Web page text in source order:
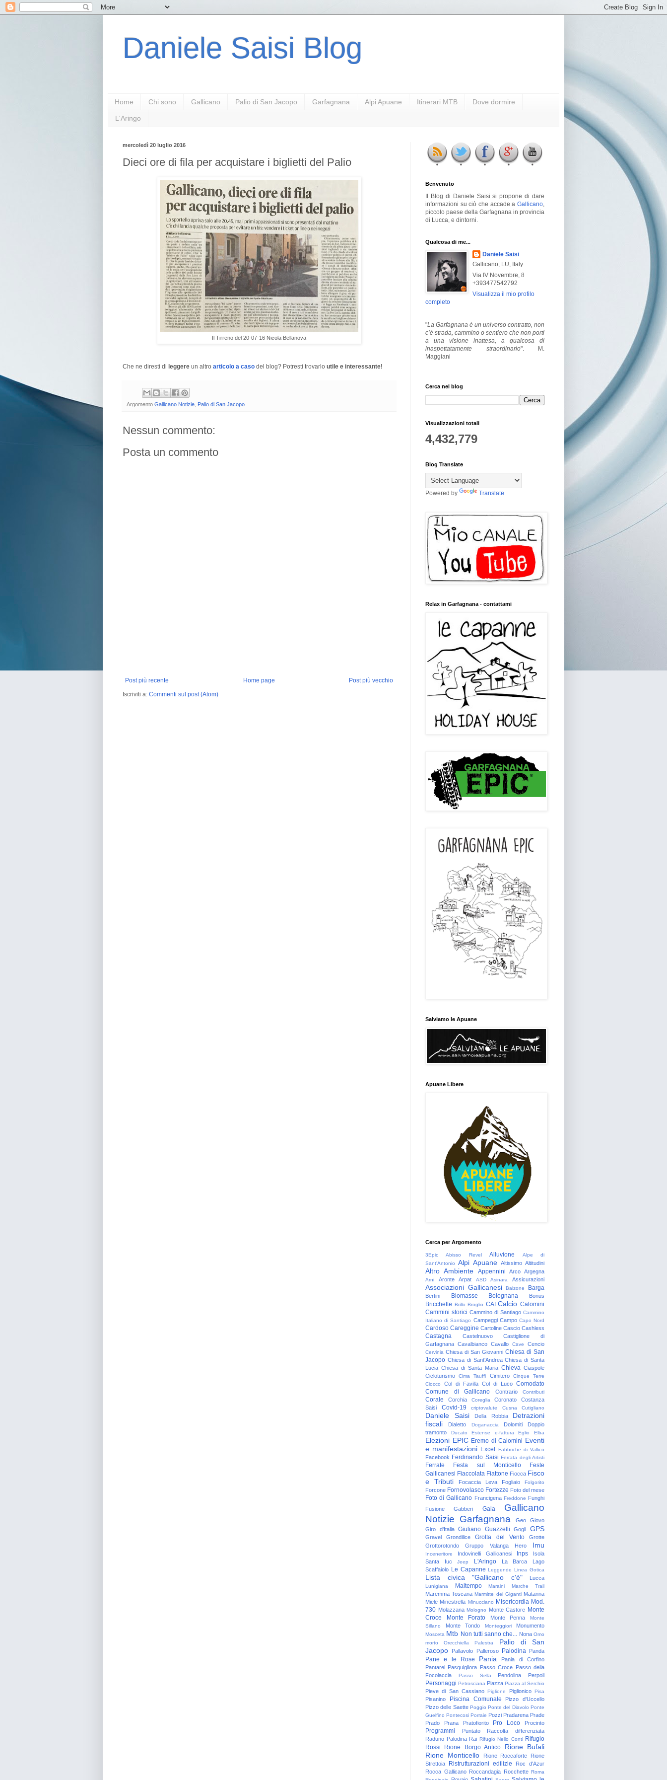
Daniele Saisi Blog
Home Chi sono Gallicano Palio di San Jacopo Garfagnana Alpi Apuane Itinerari MTB Dove dormire
L'Aringo
mercoledì 20 luglio 2016
Dieci ore di fila per acquistare i biglietti del Palio
Il Tirreno del 20-07-16 Nicola Bellanova
Che ne diresti di leggere un altro articolo a caso del blog? Potresti trovarlo utile e interessante!
Argomento Gallicano Notizie Palio di San Jacopo
Nessun commento:
Posta un commento
Post più recente Post più vecchio
Home page
Iscriviti a: Commenti sul post (Atom)
Benvenuto
Il Blog di Daniele Saisi si propone di dare
informazioni su ciò che accade a Gallicano
piccolo paese della Garfagnana in provincia
di Lucca, e dintorni.
Qualcosa di me...
Daniele Saisi
Gallicano, LU, Italy
Via IV Novembre, 8
+393477542792
Visualizza il mio profilo
completo
"La Garfagnana è un universo contratto, non
c’è strada, cammino o sentiero che non porti
a una visione inattesa, a qualcosa di
inaspettatamente straordinario". M.
Maggiani
Cerca nel blog
Visualizzazioni totali
4,432,779
Blog Translate
Powered by Translate
Relax in Garfagnana - contattami
Salviamo le Apuane
Apuane Libere
Cerca per Argomento
3Epic Abisso Revel Alluvione
Alpe di
Sant'Antonio
Alpi Apuane Altissimo Altitudini
Altro Ambiente Appennini Arco Argegna
Arni Aronte Arpat ASD Asinara Assicurazioni
Associazioni Gallicanesi Balzone Barga
Bertini Biomasse Bolognana Bonus
Bricchette Brillo Broglio CAI Calcio Calomini
Cammini storici Cammino di Santiago Cammino
Italiano di Santiago Campeggi Campo Capo Nord
Cardoso Careggine Cartoline Cascio Cashless
Castagna Castelnuovo
Castiglione di
Garfagnana Cavalbianco Cavallo Cave Cencio
Cervinia Chiesa di San Giovanni Chiesa di San
Jacopo Chiesa di Sant'Andrea Chiesa di Santa
Lucia Chiesa di Santa Maria Chieva Ciaspole
Cicloturismo
Cima Tauffi Cimitero
Cinque Terre
Ciocco
Col di Favilla Col di Luco Comodato
Comune di Gallicano
Contrario Contributi
Corale Corchia Coreglia Coronato
Costanza
Saisi
Covid-19 criptovalute Cusna Cutigliano
Daniele Saisi Della Robbia
Detrazioni
fiscali
Dialetto Doganaccia Dolomiti
Doppio
tramonto
Ducato Estense e-fattura Eglio Elba
Elezioni EPIC Eremo di Calomini Eventi
e manifestazioni Excel Fabbriche di Vallico
Facebook Ferdinando Saisi Ferrata degli Artisti
Ferrate Festa sul Monticello
Feste
Gallicanesi Fiaccolata Fiattone Fiocca Fisco
e Tributi
Focaccia Leva Fogliaio Folgorito
Forcone Fornovolasco Fortezze Foto del mese
Foto di Gallicano Francigena Freddone Funghi
Fusione
Gabberi Gaia
Gallicano
Notizie Garfagnana Geo
Giovo
Giro d'Italia
Giuliano Guazzelli Gogli GPS
Gravel Grondilice Grotta del Vento
Grotte
Grottorotondo
Gruppo Valanga Hero Imu
Inceneritore Indovinelli Gallicanesi Inps
Isola
Santa
Iuc Jeep L'Aringo La Barca
Lago
Scaffaiolo Le Capanne Leggende Linea Gotica
Lista civica "Gallicano c'è" Lucca
Lunigiana Maltempo Maraini Marche Trail
Maremma Toscana Marmitte dei Giganti Matanna
Miele Minestrella Minucciano Misericordia Mod.
730 Molazzana Mologno Monte Castore Monte
Croce
Monte Forato Monte Penna
Monte
Sillano
Monte Tondo Monteggiori Monumento
Mosceta Mtb Non tutti sanno che... Nona Omo
morto
Orecchiella Palestra
Palio di San
Jacopo
Pallavolo Palleroso Palodina Panda
Pane e le Rose Pania
Pania di Corfino
Pantarei Pasquigliora Passo Croce Passo della
Focolaccia
Passo Sella Pendolina Perpoli
Personaggi Petrosciana Piazza Piazza al Serchio
Pieve di San Cassiano Piglione Piglionico Pisa
Pisanino Piscina Comunale
Pizzo d'Uccello
Pizzo delle Saette Poggio Ponte del Diavolo Ponte
Guelfino Pontecosi Porraie Pozzi Pradarena Prade
Prado
Prana Pratofiorito Pro Loco Procinto
Programmi Puntato
Raccolta differenziata
Raduno Palodina Rai Rifugio Nello Conti Rifugio
Rossi
Rione Borgo Antico
Rione Bufali
Rione Monticello
Rione Roccaforte
Rione
Strettoia
Ristrutturazioni edilizie
Roc d'Azur
Rocca Gallicano Roccandagia Rocchette Roma